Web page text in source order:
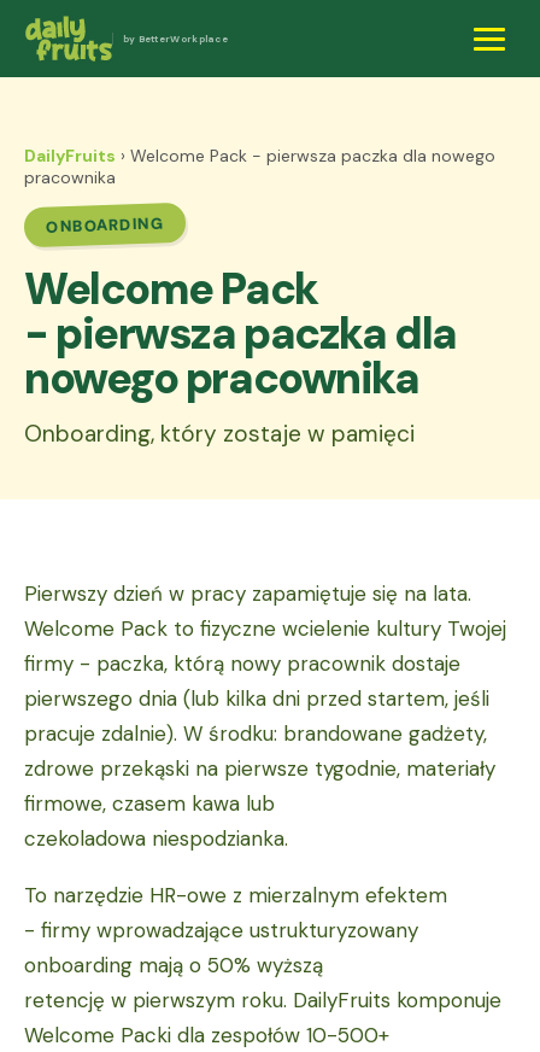
by BetterWorkplace
DailyFruits › Welcome Pack - pierwsza paczka dla nowego
pracownika
ONBOARDING
Welcome Pack
- pierwsza paczka dla
nowego pracownika
Onboarding, który zostaje w pamięci
Pierwszy dzień w pracy zapamiętuje się na lata.
Welcome Pack to fizyczne wcielenie kultury Twojej
firmy - paczka, którą nowy pracownik dostaje
pierwszego dnia (lub kilka dni przed startem, jeśli
pracuje zdalnie). W środku: brandowane gadżety,
zdrowe przekąski na pierwsze tygodnie, materiały
firmowe, czasem kawa lub
czekoladowa niespodzianka.
To narzędzie HR-owe z mierzalnym efektem
- firmy wprowadzające ustrukturyzowany
onboarding mają o 50% wyższą
retencję w pierwszym roku. DailyFruits komponuje
Welcome Packi dla zespołów 10-500+